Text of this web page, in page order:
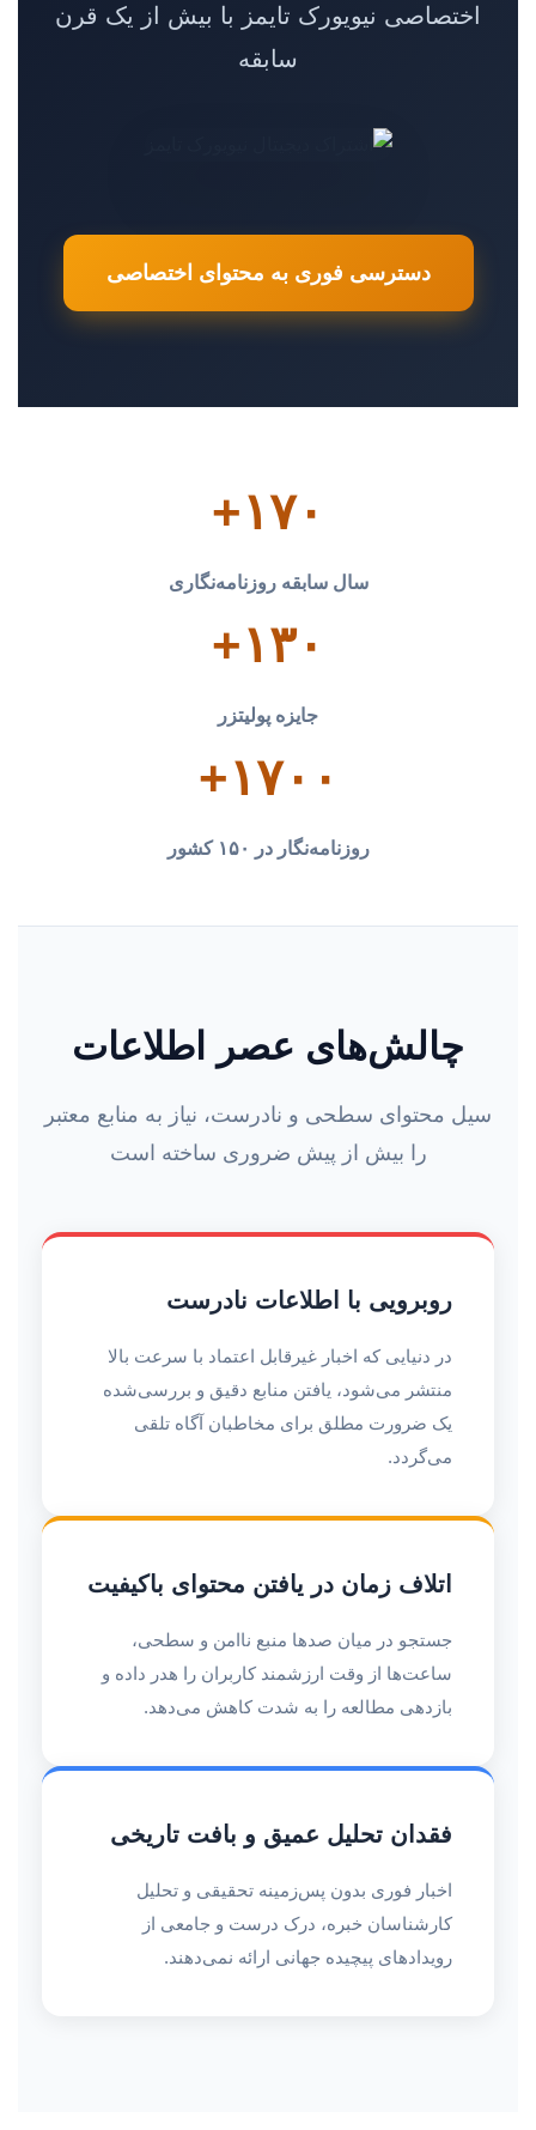
اختصاصی نیویورک تایمز با بیش از یک قرن
سابقه
دسترسی فوری به محتوای اختصاصی
۱۷۰+
سال سابقه روزنامه‌نگاری
۱۳۰+
جایزه پولیتزر
۱۷۰۰+
روزنامه‌نگار در ۱۵۰ کشور
چالش‌های عصر اطلاعات
سیل محتوای سطحی و نادرست، نیاز به منابع معتبر
را بیش از پیش ضروری ساخته است
روبرویی با اطلاعات نادرست
در دنیایی که اخبار غیرقابل اعتماد با سرعت بالا
منتشر می‌شود، یافتن منابع دقیق و بررسی‌شده
یک ضرورت مطلق برای مخاطبان آگاه تلقی
می‌گردد.
اتلاف زمان در یافتن محتوای باکیفیت
جستجو در میان صدها منبع ناامن و سطحی،
ساعت‌ها از وقت ارزشمند کاربران را هدر داده و
بازدهی مطالعه را به شدت کاهش می‌دهد.
فقدان تحلیل عمیق و بافت تاریخی
اخبار فوری بدون پس‌زمینه تحقیقی و تحلیل
کارشناسان خبره، درک درست و جامعی از
رویدادهای پیچیده جهانی ارائه نمی‌دهند.